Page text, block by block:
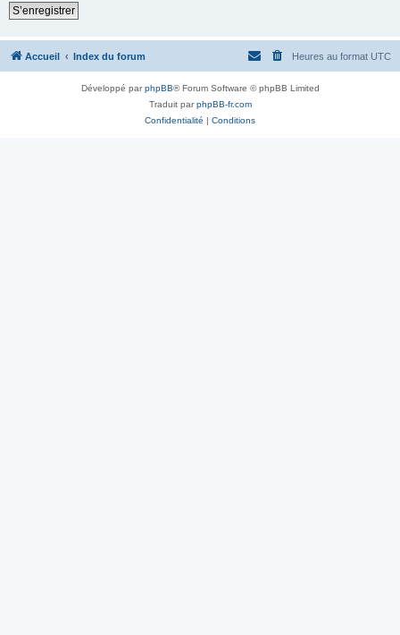
S’enregistrer
Accueil Index du forum Heures au format UTC
Développé parphpBB® Forum Software © phpBB Limited
Traduit parphpBB-fr.com
Confidentialité | Conditions